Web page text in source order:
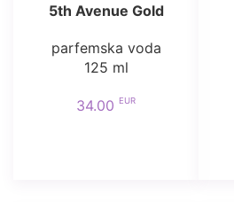
5th Avenue Gold
parfemska voda
125 ml
34.00 EUR